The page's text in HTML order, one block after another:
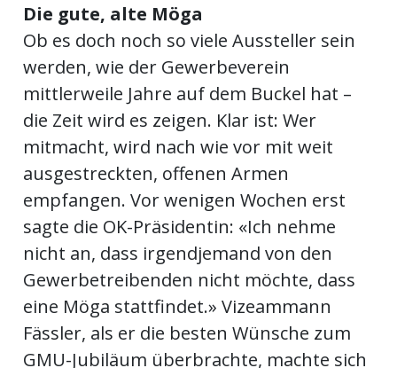
Die gute, alte Möga
Ob es doch noch so viele Aussteller sein
werden, wie der Gewerbeverein
mittlerweile Jahre auf dem Buckel hat –
die Zeit wird es zeigen. Klar ist: Wer
mitmacht, wird nach wie vor mit weit
ausgestreckten, offenen Armen
empfangen. Vor wenigen Wochen erst
sagte die OK-Präsidentin: «Ich nehme
nicht an, dass irgendjemand von den
Gewerbetreibenden nicht möchte, dass
eine Möga stattfindet.» Vizeammann
Fässler, als er die besten Wünsche zum
GMU-Jubiläum überbrachte, machte sich